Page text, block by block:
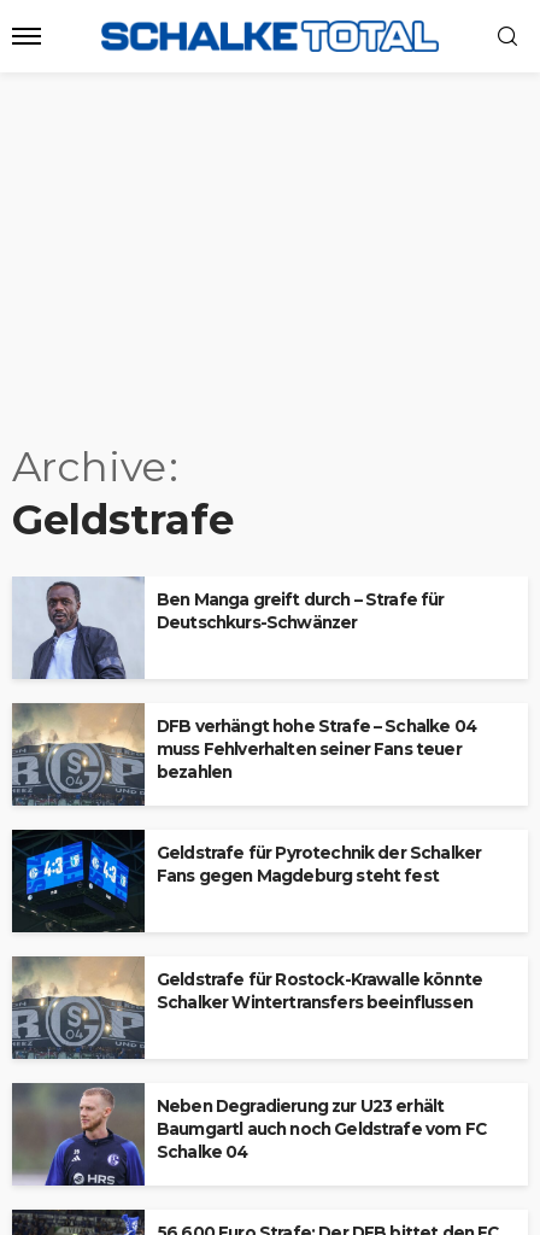
Archive
Geldstrafe
Ben Manga greift durch – Strafe für
Deutschkurs-Schwänzer
DFB verhängt hohe Strafe – Schalke 04
muss Fehlverhalten seiner Fans teuer
bezahlen
Geldstrafe für Pyrotechnik der Schalker
Fans gegen Magdeburg steht fest
Geldstrafe für Rostock-Krawalle könnte
Schalker Wintertransfers beeinflussen
Neben Degradierung zur U23 erhält
Baumgartl auch noch Geldstrafe vom FC
Schalke 04